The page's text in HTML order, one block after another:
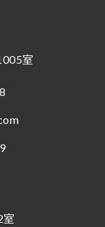
室
室